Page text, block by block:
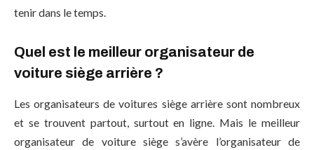
tenir dans le temps.
Quel est le meilleur organisateur de
voiture siège arrière ?
Les organisateurs de voitures siège arrière sont nombreux
et se trouvent partout, surtout en ligne. Mais le meilleur
organisateur de voiture siège s’avère l’organisateur de